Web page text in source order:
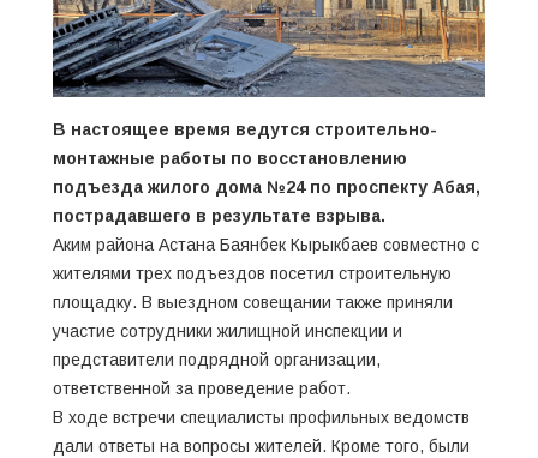
В настоящее время ведутся строительно-
монтажные работы по восстановлению
подъезда жилого дома №24 по проспекту Абая,
пострадавшего в результате взрыва.
Аким района Астана Баянбек Кырыкбаев совместно с
жителями трех подъездов посетил строительную
площадку. В выездном совещании также приняли
участие сотрудники жилищной инспекции и
представители подрядной организации,
ответственной за проведение работ.
В ходе встречи специалисты профильных ведомств
дали ответы на вопросы жителей. Кроме того, были